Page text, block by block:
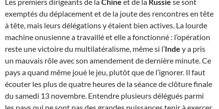
exemptés du déplacement et de la joute des rencontres en tête
à tête, mais leurs délégations y étaient bien actives. La lourde
machine onusienne a travaillé et elle a fonctionné : l’opération
reste une victoire du multilatéralisme, même si l’Inde y a pris
un mauvais rôle avec son amendement de dernière minute. Ce
pays a quand même joué le jeu, plutôt que de l’ignorer. Il faut
écouter les plus de quatre heures de la séance de clôture finale
du samedi 13 novembre. Entendre plusieurs délégués parmi